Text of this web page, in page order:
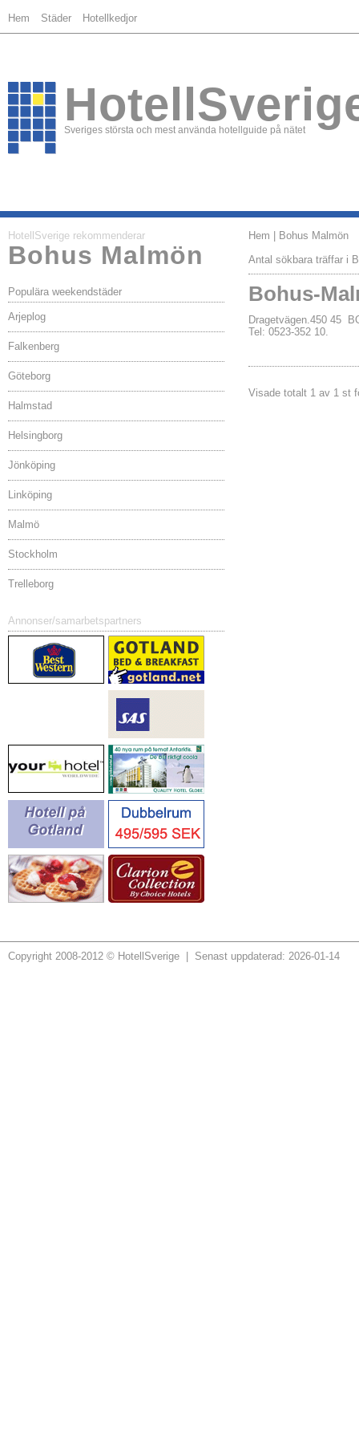
Hem Städer Hotellkedjor
Sveriges största och mest använda hotellguide på nätet
HotellSverige rekommenderar
Bohus Malmön
Populära weekendstäder
Arjeplog
Falkenberg
Göteborg
Halmstad
Helsingborg
Jönköping
Linköping
Malmö
Stockholm
Trelleborg
Annonser/samarbetspartners
Hem | Bohus Malmön
Antal sökbara träffar i
Bohus-
Dragetvägen.450 45
Tel: 0523-352 10.
Visade totalt 1 av 1 st
Copyright 2008-2012 © HotellSverige | Senast uppdaterad: 2026-01-14